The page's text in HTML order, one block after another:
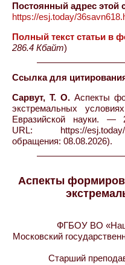
Постоянный адрес этой
https://esj.today/
Полный текст статьи в
286.4 Кбайт)
Ссылка для
Сарвут, Т. О. Аспекты
экстремальных
Евразийской
URL: https://
обращения: 08.08.2026).
Аспекты
ФГБОУ ВО
Московский
Старший